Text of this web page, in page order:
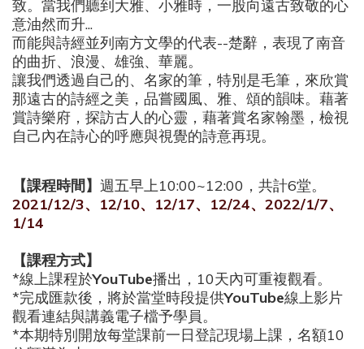
致。當我們聽到大雅、小雅時，一股向遠古致敬的心
意油然而升...
而能與詩經並列南方文學的代表--楚辭，表現了南音
的曲折、浪漫、雄強、華麗。
讓我們透過自己的、名家的筆，特別是毛筆，來欣賞
那遠古的詩經之美，品嘗國風、雅、頌的韻味。藉著
賞詩樂府，探訪古人的心靈，藉著賞名家翰墨，檢視
自己內在詩心的呼應與視覺的詩意再現。
【課程時間】 週五早上10:00~12:00，共計6堂。
2021/12/3、12/10、12/17、12/24、2022/1/7、
1/14
【課程方式】
*線上課程於YouTube播出， 10天內可重複觀看。
*完成匯款後，將於當堂時段提供YouTube線上影片
觀看連結與講義電子檔予學員。
*本期特別開放每堂課前一日登記現場上課，名額10